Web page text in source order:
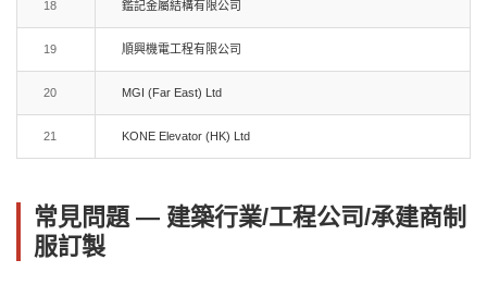
18 鑑記金屬結構有限公司
19 順興機電工程有限公司
20 MGI (Far East) Ltd
21 KONE Elevator (HK) Ltd
常見問題 — 建築行業/工程公司/承建商制
服訂製